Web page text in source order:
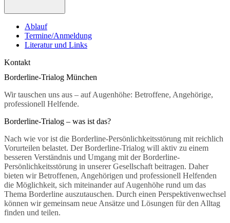
Ablauf
Termine/Anmeldung
Literatur und Links
Kontakt
Borderline-Trialog München
Wir tauschen uns aus – auf Augenhöhe: Betroffene, Angehörige,
professionell Helfende.
Borderline-Trialog – was ist das?
Nach wie vor ist die Borderline-Persönlichkeitsstörung mit reichlich
Vorurteilen belastet. Der Borderline-Trialog will aktiv zu einem
besseren Verständnis und Umgang mit der Borderline-
Persönlichkeitsstörung in unserer Gesellschaft beitragen. Daher
bieten wir Betroffenen, Angehörigen und professionell Helfenden
die Möglichkeit, sich miteinander auf Augenhöhe rund um das
Thema Borderline auszutauschen. Durch einen Perspektivenwechsel
können wir gemeinsam neue Ansätze und Lösungen für den Alltag
finden und teilen.